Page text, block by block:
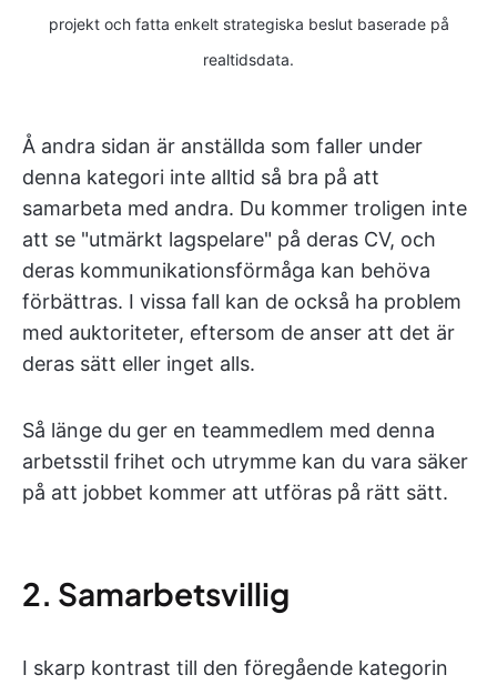
projekt och fatta enkelt strategiska beslut baserade på
realtidsdata.
Å andra sidan är anställda som faller under
denna kategori inte alltid så bra på att
samarbeta med andra. Du kommer troligen inte
att se "utmärkt lagspelare" på deras CV, och
deras kommunikationsförmåga kan behöva
förbättras. I vissa fall kan de också ha problem
med auktoriteter, eftersom de anser att det är
deras sätt eller inget alls.
Så länge du ger en teammedlem med denna
arbetsstil frihet och utrymme kan du vara säker
på att jobbet kommer att utföras på rätt sätt.
2. Samarbetsvillig
I skarp kontrast till den föregående kategorin